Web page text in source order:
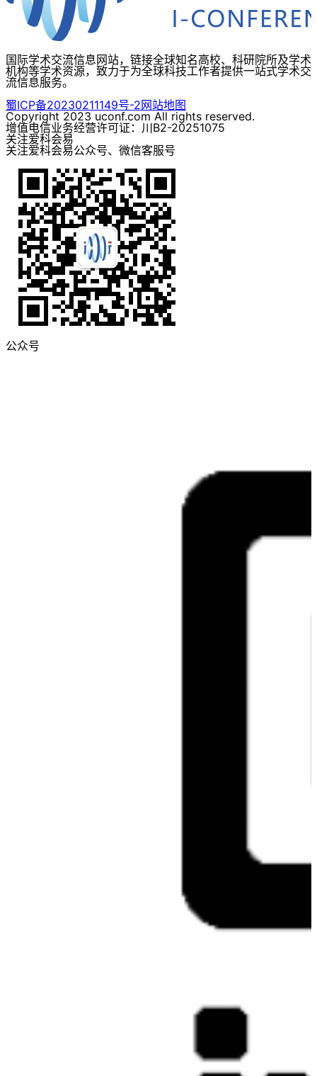
国际学术交流信息网站，链接全球知名高校、科研院所及学术
机构等学术资源，致力于为全球科技工作者提供一站式学术交
流信息服务。
蜀ICP备20230211149号-2网站地图
Copyright 2023 uconf.com All rights reserved.
增值电信业务经营许可证：川B2-20251075
关注爱科会易
关注爱科会易公众号、微信客服号
公众号